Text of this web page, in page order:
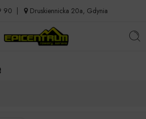
90 Druskiennicka 20a, Gdynia